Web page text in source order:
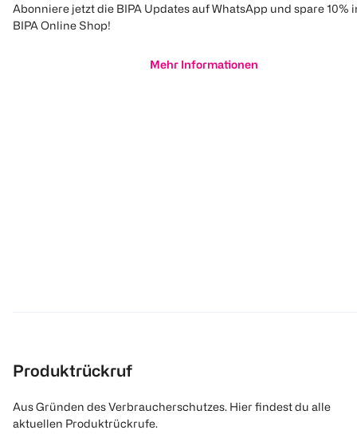
Abonniere jetzt die BIPA Updates auf WhatsApp und spare 10%
BIPA Online Shop!
Mehr Informationen
Produktrückruf
Aus Gründen des Verbraucherschutzes. Hier findest du alle
aktuellen Produktrückrufe.